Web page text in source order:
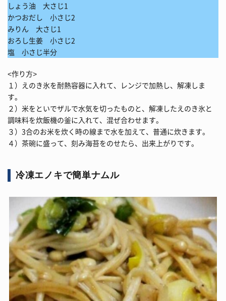
しょう油 大さじ1
かつおだし 小さじ2
みりん 大さじ1
おろし生姜 小さじ2
塩 小さじ半分
<作り方>
１）えのき氷を耐熱容器に入れて、レンジで加熱し、解凍しま
す。
２）米をといでザルで水気を切ったものと、解凍したえのき氷と
調味料を炊飯機の釜に入れて、混ぜ合わせます。
３）3合のお米を炊く時の線まで水を加えて、普通に炊きます。
４）茶碗に盛って、刻み海苔をのせたら、出来上がりです。
冷凍エノキで簡単ナムル